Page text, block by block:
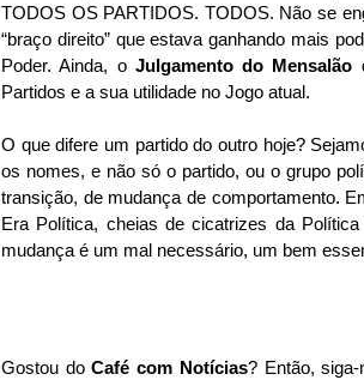
TODOS OS PARTIDOS. TODOS. Não se
“braço direito” que estava ganhando mais
Poder. Ainda, o Julgamento do Mensalão
Partidos e a sua utilidade no Jogo atual.
O que difere um partido do outro hoje?
os nomes, e não só o partido, ou o grupo
transição, de mudança de comportamento.
Era Política, cheias de cicatrizes da
mudança é um mal necessário, um bem
Gostou doCafé com Notícias? Então,